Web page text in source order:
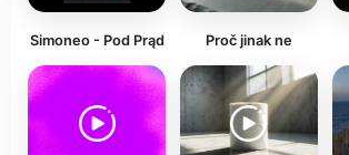
Simoneo - Pod Prąd Proč jinak ne